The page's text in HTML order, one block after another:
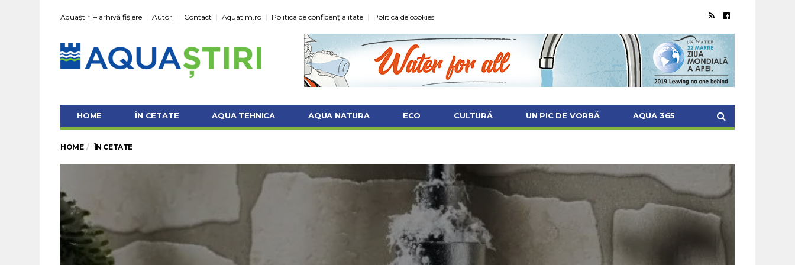
Aquaștiri – arhivă fișiere Autori Contact Aquatim.ro Politica de confidențialitate Politica de cookies
HOME ÎN CETATE AQUA TEHNICA AQUA NATURA ECO CULTURĂ UN PIC DE VORBĂ AQUA 365
HOME ÎN CETATE